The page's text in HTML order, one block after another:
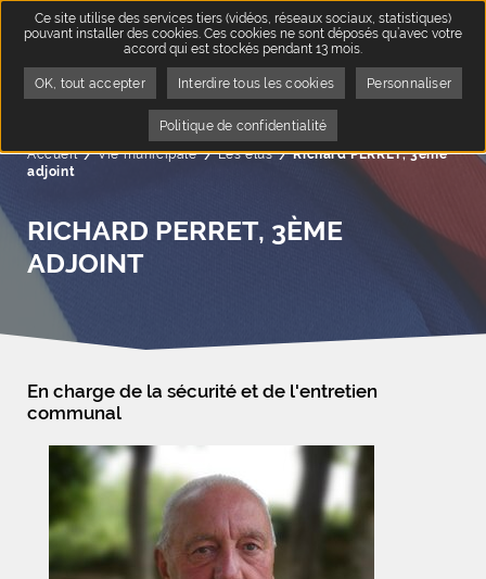
Accueil Vie municipale Les élus Page active :
Richard PERRET, 3ème
adjoint
RICHARD PERRET, 3ÈME
ADJOINT
En charge de la sécurité et de l'entretien
communal
Ce site utilise des services tiers (vidéos, réseaux sociaux, statistiques)
pouvant installer des cookies. Ces cookies ne sont déposés qu’avec votre
accord qui est stockés pendant 13 mois.
OK, tout accepter Interdire tous les cookies Personnaliser
Politique de confidentialité